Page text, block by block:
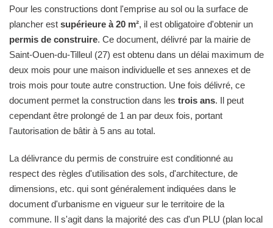
Pour les constructions dont l'emprise au sol ou la surface de
plancher est supérieure à 20 m², il est obligatoire d'obtenir un
permis de construire. Ce document, délivré par la mairie de
Saint-Ouen-du-Tilleul (27) est obtenu dans un délai maximum de
deux mois pour une maison individuelle et ses annexes et de
trois mois pour toute autre construction. Une fois délivré, ce
document permet la construction dans les trois ans. Il peut
cependant être prolongé de 1 an par deux fois, portant
l'autorisation de bâtir à 5 ans au total.
La délivrance du permis de construire est conditionné au
respect des règles d'utilisation des sols, d'architecture, de
dimensions, etc. qui sont généralement indiquées dans le
document d'urbanisme en vigueur sur le territoire de la
commune. Il s'agit dans la majorité des cas d'un PLU (plan local